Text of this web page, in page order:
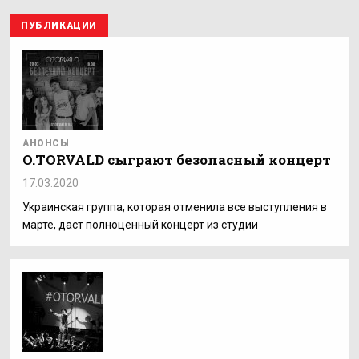
ПУБЛИКАЦИИ
АНОНСЫ
O.TORVALD сыграют безопасный концерт
17.03.2020
Украинская группа, которая отменила все выступления в
марте, даст полноценный концерт из студии